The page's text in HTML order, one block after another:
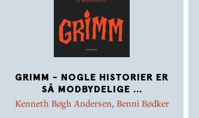
GRIMM - NOGLE HISTORIER ER
SÅ MODBYDELIGE ...
Kenneth Bøgh Andersen, Benni Bødker